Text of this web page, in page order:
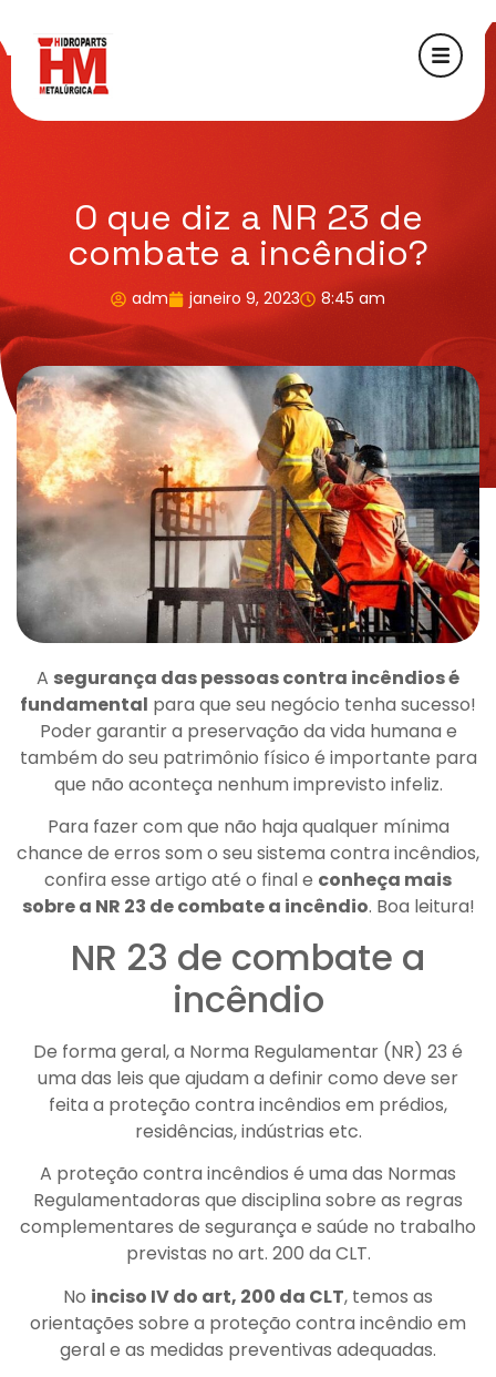
O que diz a NR 23 de
combate a incêndio?
adm janeiro 9, 2023 8:45 am
A segurança das pessoas contra incêndios é
fundamental para que seu negócio tenha sucesso!
Poder garantir a preservação da vida humana e
também do seu patrimônio físico é importante para
que não aconteça nenhum imprevisto infeliz.
Para fazer com que não haja qualquer mínima
chance de erros som o seu sistema contra incêndios,
confira esse artigo até o final e conheça mais
sobre a NR 23 de combate a incêndio. Boa leitura!
NR 23 de combate a
incêndio
De forma geral, a Norma Regulamentar (NR) 23 é
uma das leis que ajudam a definir como deve ser
feita a proteção contra incêndios em prédios,
residências, indústrias etc.
A proteção contra incêndios é uma das Normas
Regulamentadoras que disciplina sobre as regras
complementares de segurança e saúde no trabalho
previstas no art. 200 da CLT.
No inciso IV do art, 200 da CLT, temos as
orientações sobre a proteção contra incêndio em
geral e as medidas preventivas adequadas.